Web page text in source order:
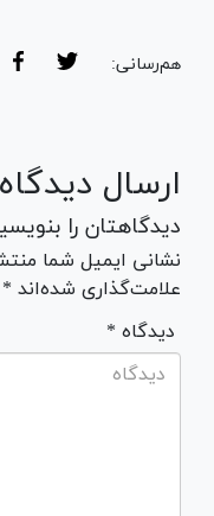
هم‌رسانی:
ارسال دیدگاه
دیدگاهتان را
نشانی ایمیل شما
علامت‌گذاری شده‌اند *
* دیدگاه